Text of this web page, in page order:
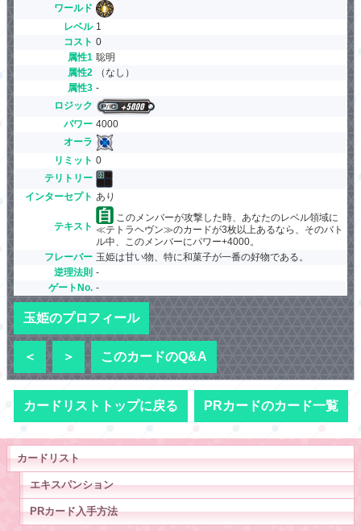
ワールド
レベル 1
コスト 0
属性1 聡明
属性2
（なし）
属性3 -
ロジック
パワー 4000
オーラ
リミット 0
テリトリー
インターセプト あり
テキスト
このメンバーが攻撃した時、あなたのレベル領域に
≪テトラヘヴン≫のカードが3枚以上あるなら、そのバト
ル中、このメンバーにパワー+4000。
フレーバー 玉姫は甘い物、特に和菓子が一番の好物である。
逆理法則 -
ゲートNo. -
玉姫のプロフィール
＜ ＞ このカードのQ&A
カードリストトップに戻る PRカードのカード一覧
カードリスト
エキスパンション
PRカード入手方法